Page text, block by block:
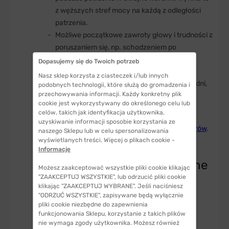
z węższych stref mocy na każdą z odległości
patrzenia.
Możliwe początkowe zawroty głowy i trudności z
poruszaniem się, np. schodzeniem po
schodach.
Adaptacjatrwa zwykle od kilku dni do kilku tygodni,
w zależności od indywidualnych predyspozycji
użytkownika. Ważne jest regularne noszenie i
unikanie częstego zdejmowania ich, co może
wydłużyć proces przyzwyczajania się do okularów.
Okulary trzyogniskowe a inne
rodzaje soczewek
Soczewki trzyogniskowe vs.
dwuogniskowe
Dopasujemy się do Twoich potrzeb
Nasz sklep korzysta z ciasteczek i/lub innych
podobnych technologii, które służą do gromadzenia i
przechowywania informacji. Każdy konkretny plik
cookie jest wykorzystywany do określonego celu lub
celów, takich jak identyfikacja użytkownika,
uzyskiwanie informacji sposobie korzystania ze
naszego Sklepu lub w celu spersonalizowania
wyświetlanych treści. Więcej o plikach cookie -
Informacje
Możesz zaakceptować wszystkie pliki cookie klikając
"ZAAKCEPTUJ WSZYSTKIE", lub odrzucić pliki cookie
klikając "ZAAKCEPTUJ WYBRANE". Jeśli naciśniesz
"ODRZUĆ WSZYSTKIE", zapisywane będą wyłącznie
pliki cookie niezbędne do zapewnienia
funkcjonowania Sklepu, korzystanie z takich plików
nie wymaga zgody użytkownika. Możesz również